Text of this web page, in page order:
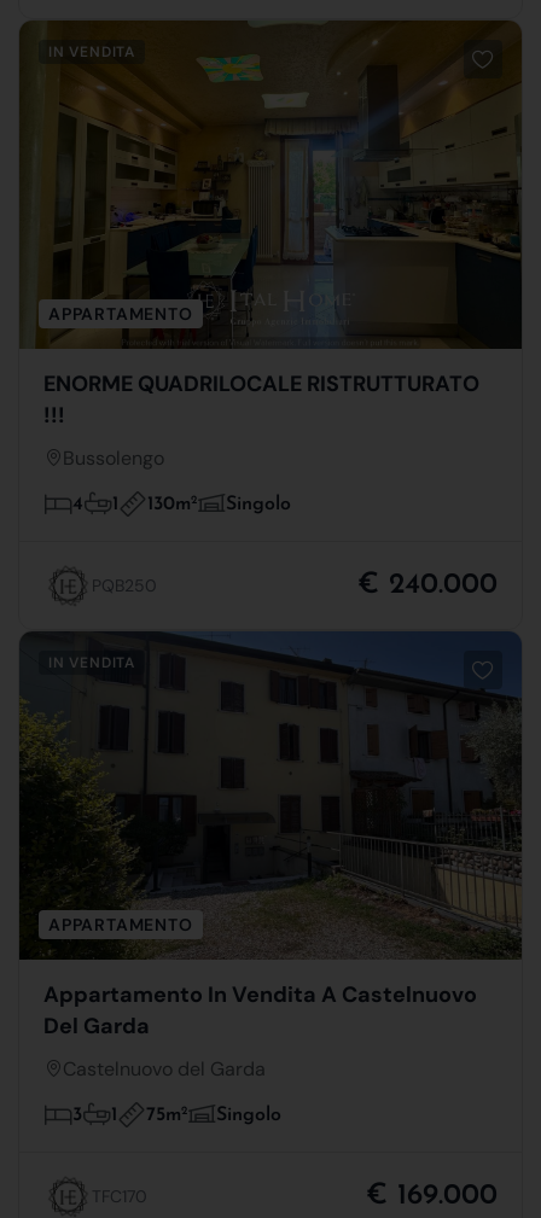
IN VENDITA
APPARTAMENTO
ENORME QUADRILOCALE RISTRUTTURATO
!!!
Bussolengo
4 1 130m2 Singolo
PQB250 € 240.000
IN VENDITA
APPARTAMENTO
Appartamento In Vendita A Castelnuovo
Del Garda
Castelnuovo del Garda
3 1 75m2 Singolo
TFC170 € 169.000